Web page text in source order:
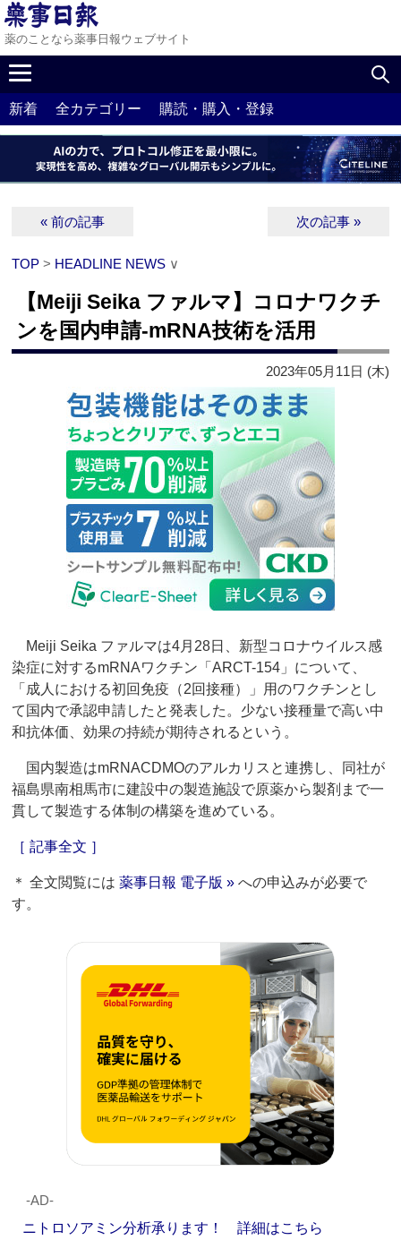
薬のことなら薬事日報ウェブサイト
新着 全カテゴリー 購読・購入・登録
« 前の記事 次の記事 »
TOP > HEADLINE NEWS ∨
【Meiji Seika ファルマ】コロナワクチ
ンを国内申請‐mRNA技術を活用
2023年05月11日 (木)
Meiji Seika ファルマは4月28日、新型コロナウイルス感
染症に対するmRNAワクチン「ARCT-154」について、
「成人における初回免疫（2回接種）」用のワクチンとし
て国内で承認申請したと発表した。少ない接種量で高い中
和抗体価、効果の持続が期待されるという。
国内製造はmRNACDMOのアルカリスと連携し、同社が
福島県南相馬市に建設中の製造施設で原薬から製剤まで一
貫して製造する体制の構築を進めている。
［ 記事全文 ］
＊ 全文閲覧には薬事日報 電子版 » への申込みが必要で
す。
‐AD‐
ニトロソアミン分析承ります！ 詳細はこちら